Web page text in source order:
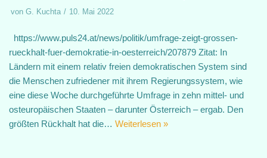
von G. Kuchta 10. Mai 2022
https://www.puls24.at/news/politik/umfrage-zeigt-grossen-
rueckhalt-fuer-demokratie-in-oesterreich/207879 Zitat: In
Ländern mit einem relativ freien demokratischen System sind
die Menschen zufriedener mit ihrem Regierungssystem, wie
eine diese Woche durchgeführte Umfrage in zehn mittel- und
osteuropäischen Staaten – darunter Österreich – ergab. Den
größten Rückhalt hat die… Weiterlesen »